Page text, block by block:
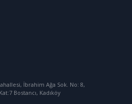
İbrahim Ağa Sok. No: 8,
Bostancı, Kadıköy